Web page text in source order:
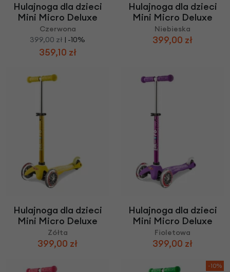
Hulajnoga dla dzieci
Mini Micro Deluxe
Czerwona
399,00 zł | -10%
359,10 zł
Hulajnoga dla dzieci
Mini Micro Deluxe
Niebieska
399,00 zł
Hulajnoga dla dzieci
Mini Micro Deluxe
Zółta
399,00 zł
Hulajnoga dla dzieci
Mini Micro Deluxe
Fioletowa
399,00 zł
-10%